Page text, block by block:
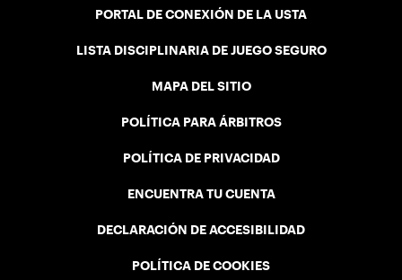
PORTAL DE CONEXIÓN DE LA USTA
LISTA DISCIPLINARIA DE JUEGO SEGURO
MAPA DEL SITIO
POLÍTICA PARA ÁRBITROS
POLÍTICA DE PRIVACIDAD
ENCUENTRA TU CUENTA
DECLARACIÓN DE ACCESIBILIDAD
POLÍTICA DE COOKIES